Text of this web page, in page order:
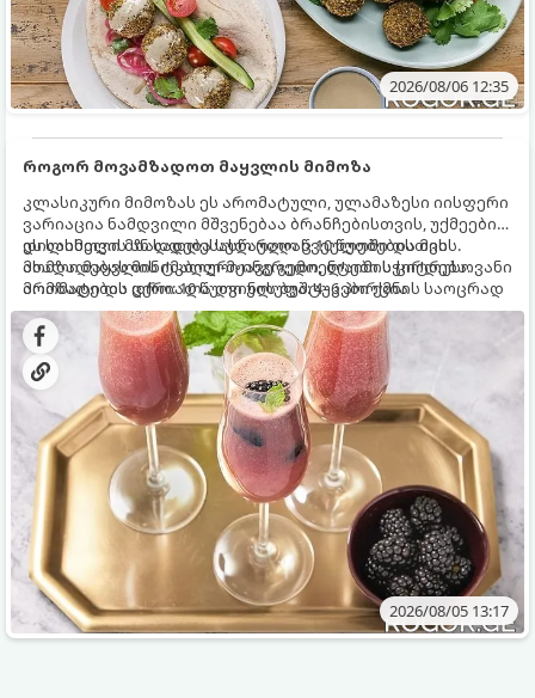
2026/08/06 12:35
როგორ მოვამზადოთ მაყვლის მიმოზა
კლასიკური მიმოზას ეს არომატული, ულამაზესი იისფერი
ვარიაცია ნამდვილი მშვენებაა ბრანჩებისთვის, უქმეების
დილისთვის ან სადღესასწაულო წვეულებებისთვის.
ახალი მაყვლის ტკბილ-მჟავე გემო, ლაიმის ციტრუსოვანი
არომატი და ცქრიალა ღვინის ბუშტუკები ქმნის საოცრად
დახვეწილ და მაგრილებელ კოქტეილს.
ეს სასმელი მზადდება სულ რაღაც 10 წუთში და მის
მომზადებას მინიმალური ინგრედიენტები სჭირდება.
მომზადების დრო: 10 წუთი ულუფა: 4–6 პორცია
2026/08/05 13:17